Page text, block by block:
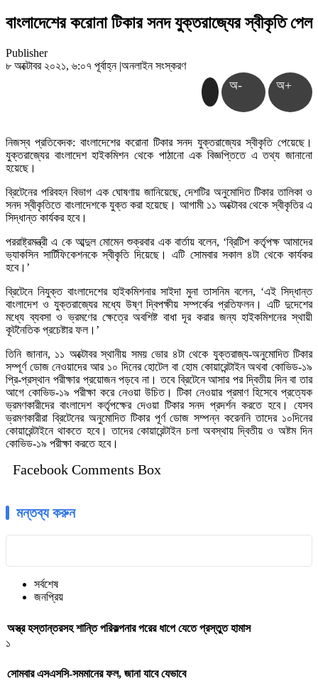
বাংলাদেশের করোনা টিকার সনদ যুক্তরাজ্যের স্বীকৃতি পেল
Publisher
৮ অক্টোবর ২০২১, ৬:০৭ পূর্বাহ্ন |অনলাইন সংস্করণ
অ- অ+
নিজস্ব প্রতিবেদক: বাংলাদেশের করোনা টিকার সনদ যুক্তরাজ্যের স্বীকৃতি পেয়েছে।
যুক্তরাজ্যের বাংলাদেশ হাইকমিশন থেকে পাঠানো এক বিজ্ঞপ্তিতে এ তথ্য জানানো
হয়েছে।
ব্রিটেনের পরিবহন বিভাগ এক ঘোষণায় জানিয়েছে, দেশটির অনুমোদিত টিকার তালিকা ও
সনদ স্বীকৃতিতে বাংলাদেশকে যুক্ত করা হয়েছে। আগামী ১১ অক্টোবর থেকে স্বীকৃতির এ
সিদ্ধান্ত কার্যকর হবে।
পররাষ্ট্রমন্ত্রী এ কে আব্দুল মোমেন শুক্রবার এক বার্তায় বলেন, ‘ব্রিটিশ কর্তৃপক্ষ আমাদের
ভ্যাকসিন সার্টিফিকেশনকে স্বীকৃতি দিয়েছে। এটি সোমবার সকাল ৪টা থেকে কার্যকর
হবে।’
ব্রিটেনে নিযুক্ত বাংলাদেশের হাইকমিশনার সাইদা মুনা তাসনিম বলেন, ‘এই সিদ্ধান্ত
বাংলাদেশ ও যুক্তরাজ্যের মধ্যে উষ্ণ দ্বিপক্ষীয় সম্পর্কের প্রতিফলন। এটি দুদেশের
মধ্যে ব্যবসা ও ভ্রমণের ক্ষেত্রে অবশিষ্ট বাধা দূর করার জন্য হাইকমিশনের স্থায়ী
কূটনৈতিক প্রচেষ্টার ফল।’
তিনি জানান, ১১ অক্টোবর স্থানীয় সময় ভোর ৪টা থেকে যুক্তরাজ্য-অনুমোদিত টিকার
সম্পূর্ণ ডোজ নেওয়াদের আর ১০ দিনের হোটেল বা হোম কোয়ারেন্টাইন অথবা কোভিড-১৯
প্রি-প্রস্থান পরীক্ষার প্রয়োজন পড়বে না। তবে ব্রিটেনে আসার পর দ্বিতীয় দিন বা তার
আগে কোভিড-১৯ পরীক্ষা করে নেওয়া উচিত। টিকা নেওয়ার প্রমাণ হিসেবে প্রত্যেক
ভ্রমণকারীদের বাংলাদেশ কর্তৃপক্ষের দেওয়া টিকার সনদ প্রদর্শন করতে হবে। যেসব
ভ্রমণকারীরা ব্রিটেনের অনুমোদিত টিকার পূর্ণ ডোজ সম্পন্ন করেননি তাদের ১০দিনের
কোয়ারেন্টাইনে থাকতে হবে। তাদের কোয়ারেন্টাইন চলা অবস্থায় দ্বিতীয় ও অষ্টম দিন
কোভিড-১৯ পরীক্ষা করতে হবে।
Facebook Comments Box
মন্তব্য করুন
সর্বশেষ
জনপ্রিয়
অস্ত্র হস্তান্তরসহ শান্তি পরিকল্পনার পরের ধাপে যেতে প্রস্তুত হামাস
১
সোমবার এসএসসি-সমমানের ফল, জানা যাবে যেভাবে